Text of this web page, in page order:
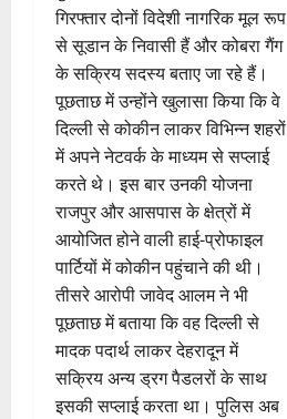
गिरफ्तार दोनों विदेशी नागरिक मूल रूप
से सूडान के निवासी हैं और कोबरा गैंग
के सक्रिय सदस्य बताए जा रहे हैं।
पूछताछ में उन्होंने खुलासा किया कि वे
दिल्ली से कोकीन लाकर विभिन्न शहरों
में अपने नेटवर्क के माध्यम से सप्लाई
करते थे। इस बार उनकी योजना
राजपुर और आसपास के क्षेत्रों में
आयोजित होने वाली हाई-प्रोफाइल
पार्टियों में कोकीन पहुंचाने की थी।
तीसरे आरोपी जावेद आलम ने भी
पूछताछ में बताया कि वह दिल्ली से
मादक पदार्थ लाकर देहरादून में
सक्रिय अन्य ड्रग पैडलरों के साथ
इसकी सप्लाई करता था। पुलिस अब